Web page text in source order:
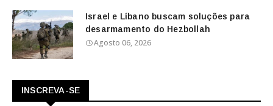
Israel e Líbano buscam soluções para
desarmamento do Hezbollah
Agosto 06, 2026
INSCREVA-SE